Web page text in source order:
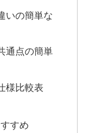
いの簡単な
通点の簡単
様比較表
すめ